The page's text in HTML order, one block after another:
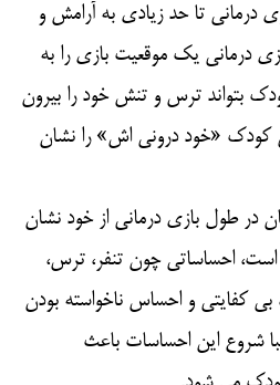
درمانی تا حد زیادی به آرامش و
درمانی یک موقعیت بازی را به
بتواند ترس و تنش خود را بیرون
کودک «خود درونی اش» را نشان
در طول بازی درمانی از خود نشان
احساساتی چون تنفر، ترس،
کفایتی و احساس ناخواسته بودن
شروع این احساسات باعث